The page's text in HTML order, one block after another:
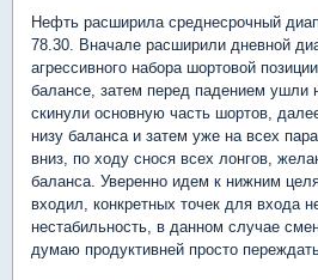
Нефть расширила среднесрочный
78.30. Вначале расширили дневной
агрессивного набора шортовой
балансе, затем перед падением ушли
скинули основную часть шортов,
низу баланса и затем уже на всех
вниз, по ходу снося всех лонгов,
баланса. Уверенно идем к нижним
входил, конкретных точек для входа
нестабильность, в данном случае
думаю продуктивней просто